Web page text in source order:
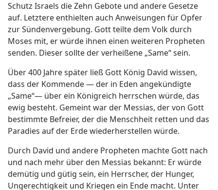
Schutz Israels die Zehn Gebote und andere Gesetze
auf. Letztere enthielten auch Anweisungen für Opfer
zur Sündenvergebung. Gott teilte dem Volk durch
Moses mit, er würde ihnen einen weiteren Propheten
senden. Dieser sollte der verheißene „Same“ sein.
Über 400 Jahre später ließ Gott König David wissen,
dass der Kommende — der in Eden angekündigte
„Same“— über ein Königreich herrschen würde, das
ewig besteht. Gemeint war der Messias, der von Gott
bestimmte Befreier, der die Menschheit retten und das
Paradies auf der Erde wiederherstellen würde.
Durch David und andere Propheten machte Gott nach
und nach mehr über den Messias bekannt: Er würde
demütig und gütig sein, ein Herrscher, der Hunger,
Ungerechtigkeit und Kriegen ein Ende macht. Unter